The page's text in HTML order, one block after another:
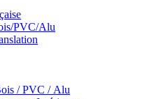
PVC/Alu
/ PVC / Alu